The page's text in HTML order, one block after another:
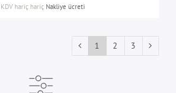
KDV hariç hariç Nakliye ücreti
1 2 3